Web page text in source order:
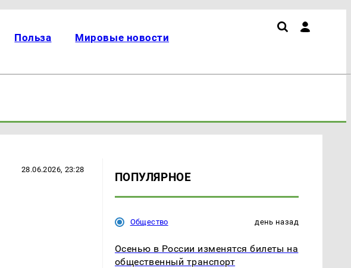
Польза Мировые новости
28.06.2026, 23:28
ПОПУЛЯРНОЕ
Общество день назад
Осенью в России изменятся билеты на
общественный транспорт